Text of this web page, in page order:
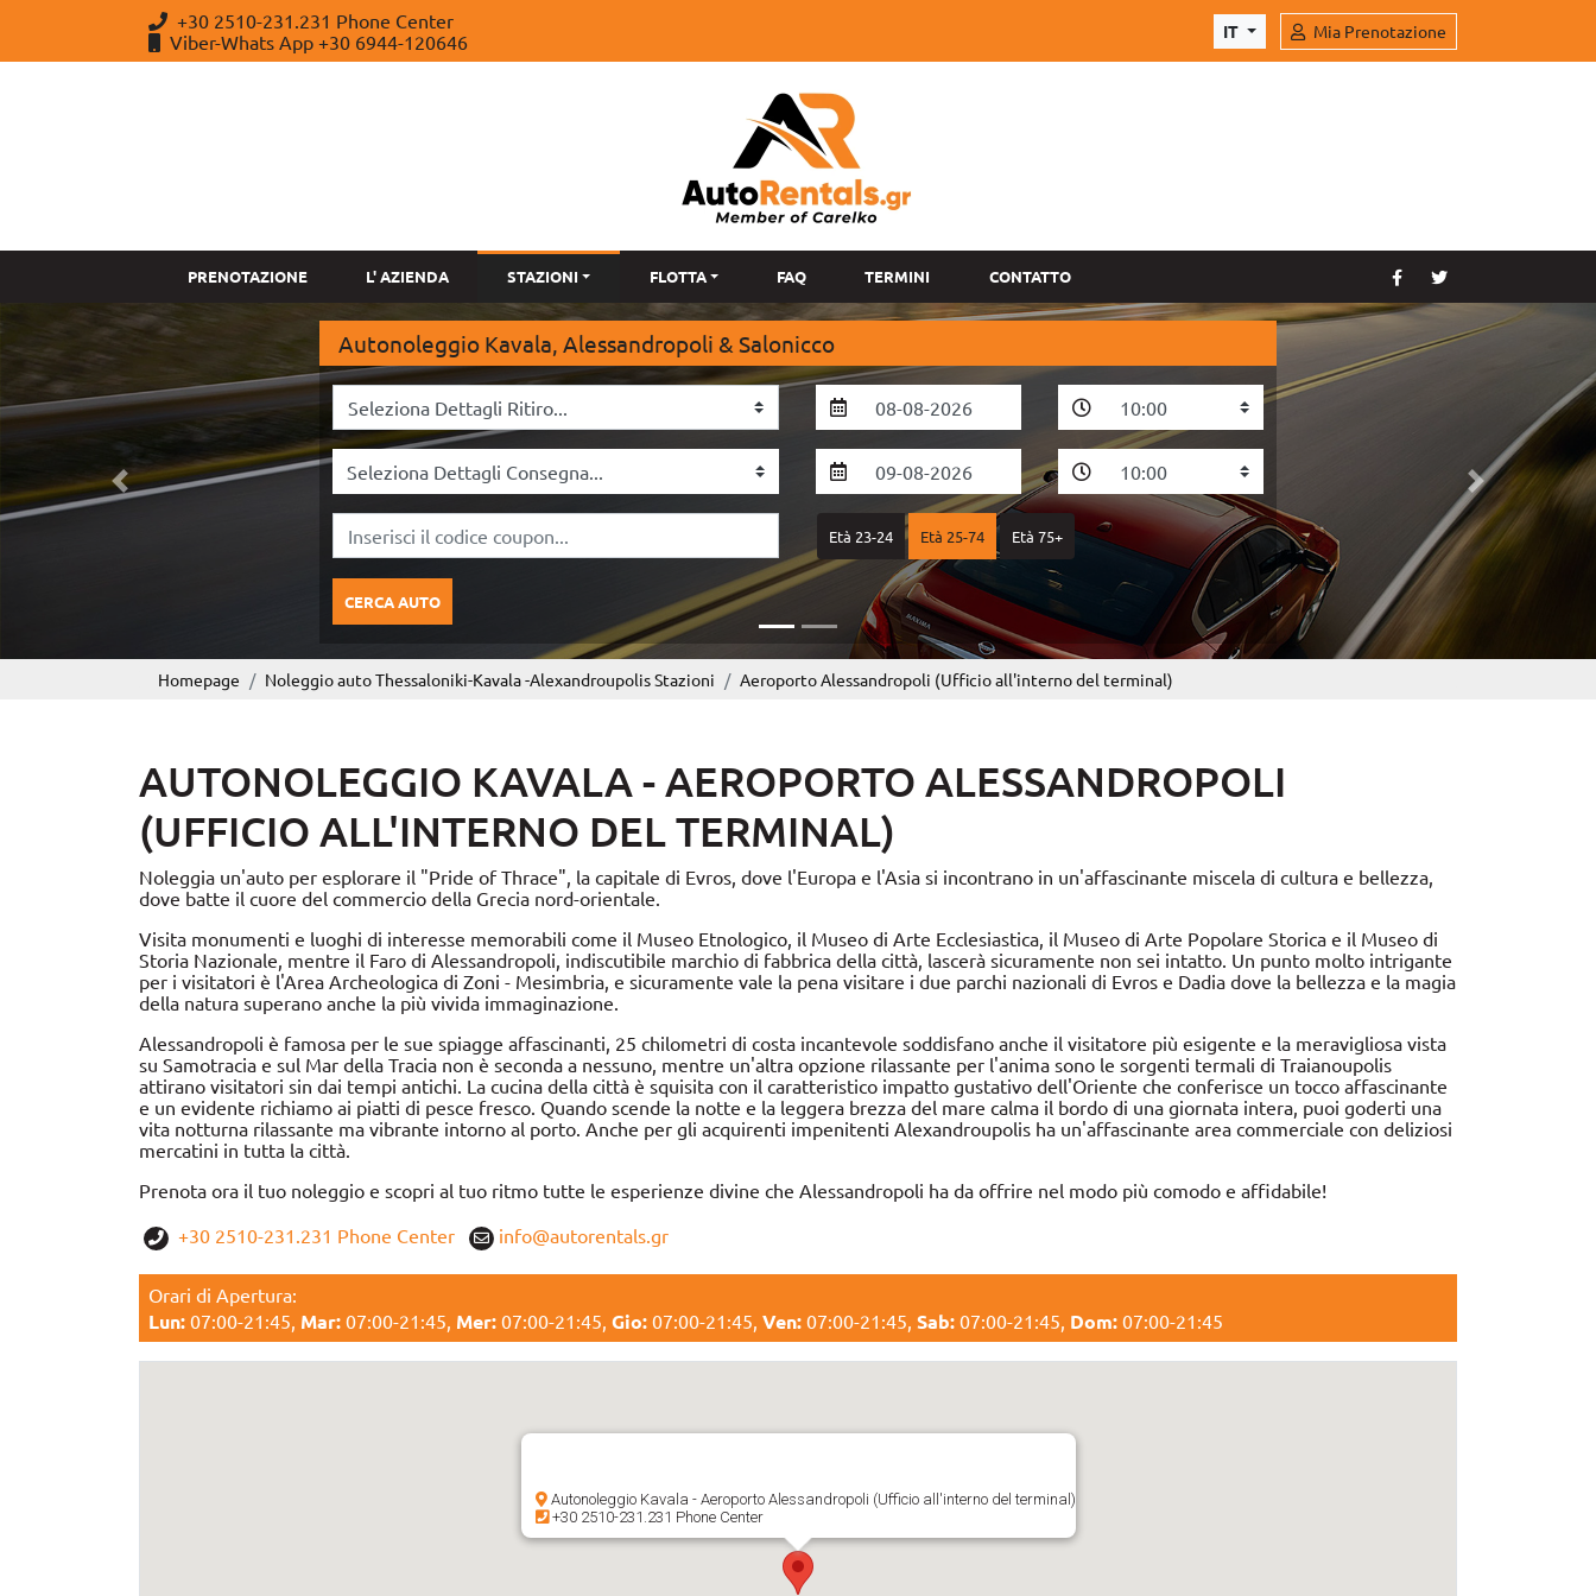
+30 2510-231.231 Phone Center
Viber-Whats App +30 6944-120646
IT Mia Prenotazione
PRENOTAZIONE L' AZIENDA STAZIONI FLOTTA FAQ TERMINI CONTATTO
Precedente Prossimo
Autonoleggio Kavala, Alessandropoli & Salonicco
Età 23-24 Età 25-74 Età 75+
CERCA AUTO
Homepage Noleggio auto Thessaloniki-Kavala -Alexandroupolis Stazioni Aeroporto Alessandropoli (Ufficio all'interno del terminal)
AUTONOLEGGIO KAVALA - AEROPORTO ALESSANDROPOLI
(UFFICIO ALL'INTERNO DEL TERMINAL)
Noleggia un'auto per esplorare il "Pride of Thrace", la capitale di Evros, dove l'Europa e l'Asia si incontrano in un'affascinante miscela di cultura e bellezza,
dove batte il cuore del commercio della Grecia nord-orientale.
Visita monumenti e luoghi di interesse memorabili come il Museo Etnologico, il Museo di Arte Ecclesiastica, il Museo di Arte Popolare Storica e il Museo di
Storia Nazionale, mentre il Faro di Alessandropoli, indiscutibile marchio di fabbrica della città, lascerà sicuramente non sei intatto. Un punto molto intrigante
per i visitatori è l'Area Archeologica di Zoni - Mesimbria, e sicuramente vale la pena visitare i due parchi nazionali di Evros e Dadia dove la bellezza e la magia
della natura superano anche la più vivida immaginazione.
Alessandropoli è famosa per le sue spiagge affascinanti, 25 chilometri di costa incantevole soddisfano anche il visitatore più esigente e la meravigliosa vista
su Samotracia e sul Mar della Tracia non è seconda a nessuno, mentre un'altra opzione rilassante per l'anima sono le sorgenti termali di Traianoupolis
attirano visitatori sin dai tempi antichi. La cucina della città è squisita con il caratteristico impatto gustativo dell'Oriente che conferisce un tocco affascinante
e un evidente richiamo ai piatti di pesce fresco. Quando scende la notte e la leggera brezza del mare calma il bordo di una giornata intera, puoi goderti una
vita notturna rilassante ma vibrante intorno al porto. Anche per gli acquirenti impenitenti Alexandroupolis ha un'affascinante area commerciale con deliziosi
mercatini in tutta la città.
Prenota ora il tuo noleggio e scopri al tuo ritmo tutte le esperienze divine che Alessandropoli ha da offrire nel modo più comodo e affidabile!
+30 2510-231.231 Phone Center
info@autorentals.gr
Orari di Αpertura:
Lun: 07:00-21:45, Mar: 07:00-21:45, Mer: 07:00-21:45, Gio: 07:00-21:45, Ven: 07:00-21:45, Sab: 07:00-21:45, Dom: 07:00-21:45
Autonoleggio Kavala - Aeroporto Alessandropoli (Ufficio all'interno del terminal)
+30 2510-231.231 Phone Center